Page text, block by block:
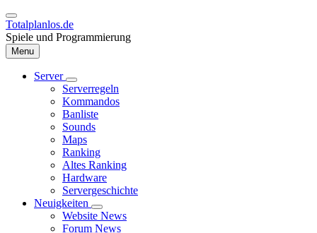
Direkt
zum
Inhalt
Totalplanlos.de
Spiele und Programmierung
Menu
Hauptnavigation
Server
Unternavigation
von
Server
Serverregeln
Kommandos
Banliste
Sounds
Maps
Ranking
Altes Ranking
Hardware
Servergeschichte
Neuigkeiten
Unternavigation
von
Website News
Forum News